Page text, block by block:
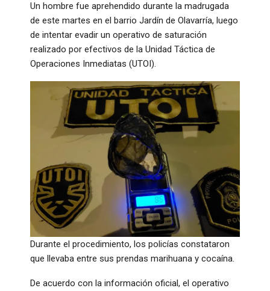
Un hombre fue aprehendido durante la madrugada
de este martes en el barrio Jardín de Olavarría, luego
de intentar evadir un operativo de saturación
realizado por efectivos de la Unidad Táctica de
Operaciones Inmediatas (UTOI).
Durante el procedimiento, los policías constataron
que llevaba entre sus prendas marihuana y cocaína.
De acuerdo con la información oficial, el operativo